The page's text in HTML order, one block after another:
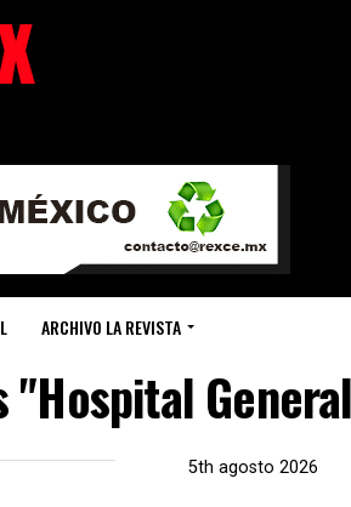
ARCHIVO LA REVISTA
"Hospital
5th agosto 2026